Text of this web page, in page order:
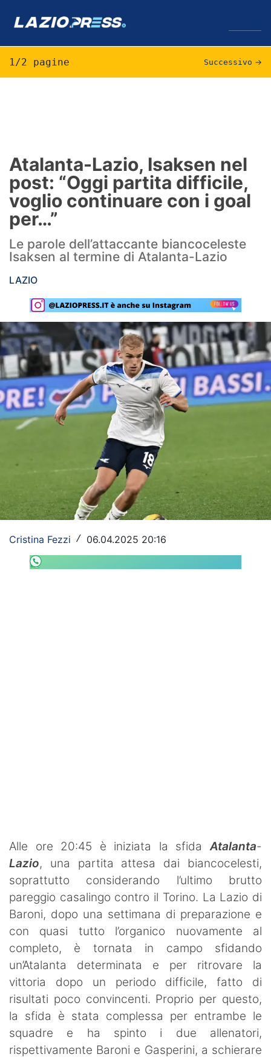
Formello
Infortuni
Primavera
Calciomercato
Lazio Women
Rassegna Lazio
Social
Calcio
Serie A
Champions League
Europa League
Formula 1
Tennis
SHOP LAZIO
1/2 pagine Successivo →
Atalanta-Lazio, Isaksen nel
post: “Oggi partita difficile,
voglio continuare con i goal
per…”
Le parole dell’attaccante biancoceleste
Isaksen al termine di Atalanta-Lazio
LAZIO
Cristina Fezzi / 06.04.2025 20:16
Alle ore 20:45 è iniziata la sfidaAtalanta-
Lazio, una partita attesa dai biancocelesti,
soprattutto considerando l’ultimo brutto
pareggio casalingo contro il Torino. La Lazio di
Baroni, dopo una settimana di preparazione e
con quasi tutto l’organico nuovamente al
completo, è tornata in campo sfidando
un’Atalanta determinata e per ritrovare la
vittoria dopo un periodo difficile, fatto di
risultati poco convincenti. Proprio per questo,
la sfida è stata complessa per entrambe le
squadre e ha spinto i due allenatori,
rispettivamente Baroni e Gasperini, a schierare